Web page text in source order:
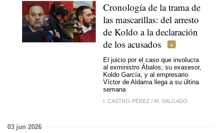
Cronología de la trama de
las mascarillas: del arresto
de Koldo a la declaración
de los acusados
El juicio por el caso que involucra
al exministro Ábalos; su exasesor,
Koldo García, y al empresario
Víctor de Aldama llega a su últina
semana
I. CASTRO-PÉREZ / M. SALGADO
03 jun 2026